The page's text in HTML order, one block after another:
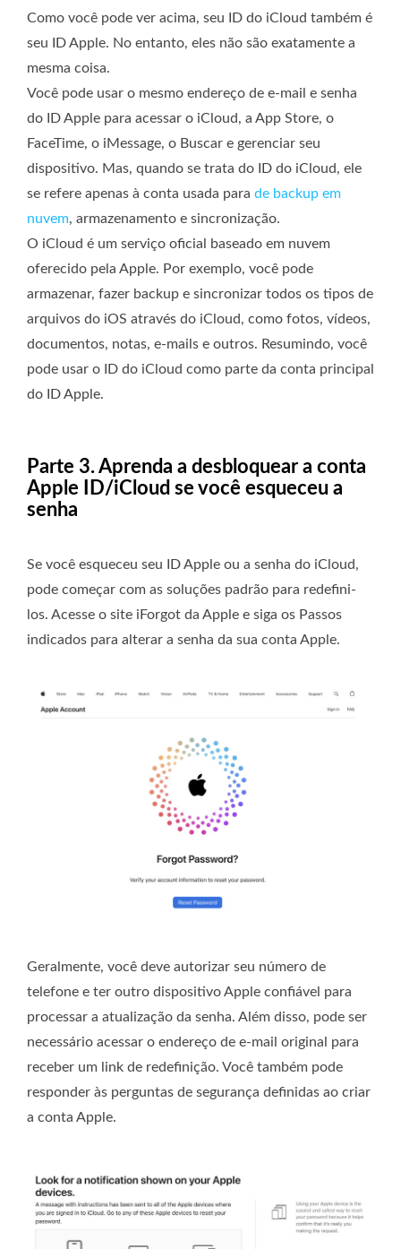
Como você pode ver acima, seu ID do iCloud também é
seu ID Apple. No entanto, eles não são exatamente a
mesma coisa.
Você pode usar o mesmo endereço de e-mail e senha
do ID Apple para acessar o iCloud, a App Store, o
FaceTime, o iMessage, o Buscar e gerenciar seu
dispositivo. Mas, quando se trata do ID do iCloud, ele
se refere apenas à conta usada para de backup em
nuvem, armazenamento e sincronização.
O iCloud é um serviço oficial baseado em nuvem
oferecido pela Apple. Por exemplo, você pode
armazenar, fazer backup e sincronizar todos os tipos de
arquivos do iOS através do iCloud, como fotos, vídeos,
documentos, notas, e-mails e outros. Resumindo, você
pode usar o ID do iCloud como parte da conta principal
do ID Apple.
Parte 3. Aprenda a desbloquear a conta
Apple ID/iCloud se você esqueceu a
senha
Se você esqueceu seu ID Apple ou a senha do iCloud,
pode começar com as soluções padrão para redefini-
los. Acesse o site iForgot da Apple e siga os Passos
indicados para alterar a senha da sua conta Apple.
Geralmente, você deve autorizar seu número de
telefone e ter outro dispositivo Apple confiável para
processar a atualização da senha. Além disso, pode ser
necessário acessar o endereço de e-mail original para
receber um link de redefinição. Você também pode
responder às perguntas de segurança definidas ao criar
a conta Apple.